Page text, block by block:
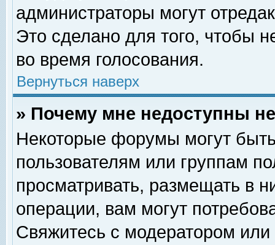
администраторы могут
Это сделано для того, чтобы
во время голосования.
Вернуться наверх
» Почему мне недоступны
Некоторые форумы могут
пользователям или группам
просматривать, размещать в
операции, вам могут
Свяжитесь с модератором